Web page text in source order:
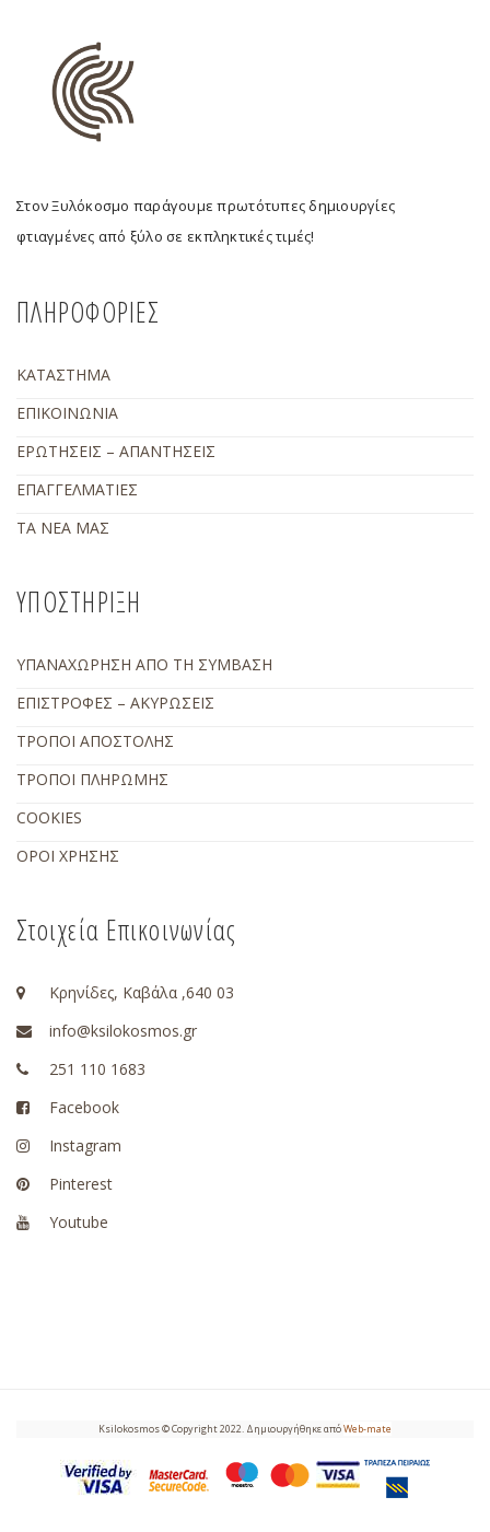
Στον Ξυλόκοσμο παράγουμε πρωτότυπες δημιουργίες
φτιαγμένες από ξύλο σε εκπληκτικές τιμές!
ΠΛΗΡΟΦΟΡΙΕΣ
ΚΑΤΑΣΤΗΜΑ
ΕΠΙΚΟΙΝΩΝΙΑ
ΕΡΩΤΗΣΕΙΣ – ΑΠΑΝΤΗΣΕΙΣ
ΕΠΑΓΓΕΛΜΑΤΙΕΣ
ΤΑ ΝΕΑ ΜΑΣ
ΥΠΟΣΤΗΡΙΞΗ
ΥΠΑΝΑΧΩΡΗΣΗ ΑΠΟ ΤΗ ΣΥΜΒΑΣΗ
ΕΠΙΣΤΡΟΦΕΣ – ΑΚΥΡΩΣΕΙΣ
ΤΡΟΠΟΙ ΑΠΟΣΤΟΛΗΣ
ΤΡΟΠΟΙ ΠΛΗΡΩΜΗΣ
COOKIES
ΟΡΟΙ ΧΡΗΣΗΣ
Στοιχεία Επικοινωνίας
Κρηνίδες, Καβάλα ,640 03
info@ksilokosmos.gr
251 110 1683
Facebook
Instagram
Pinterest
Youtube
Ksilokosmos © Copyright 2022. Δημιουργήθηκε απόWeb-mate